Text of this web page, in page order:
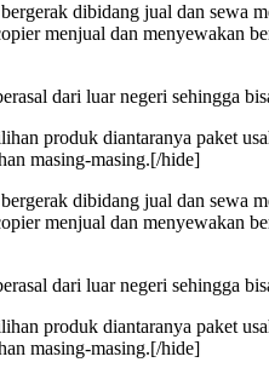
dibidang jual dan sewa
menjual dan menyewakan
dari luar negeri sehingga
produk diantaranya paket
masing-masing.[/hide]
dibidang jual dan sewa
menjual dan menyewakan
dari luar negeri sehingga
produk diantaranya paket
masing-masing.[/hide]